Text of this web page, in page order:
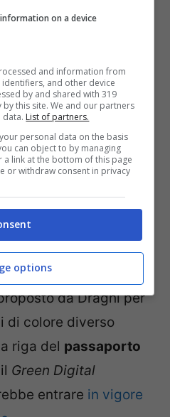
residenti in
separate da molti
il premierDraghiha
saranno
gialle e con un pass
“. Aspettiamo,
sulla
del pass.
di stampa,
da Draghi per
di colore diverso
riga del passaporto
Green Digital
entrare in vigore
on a device
and information from
and other device
by and shared with 319
this site. We and our partners
data. List of partners.
personal data on the basis
can object to by managing
link at the bottom of this page
or withdraw consent in privacy
options